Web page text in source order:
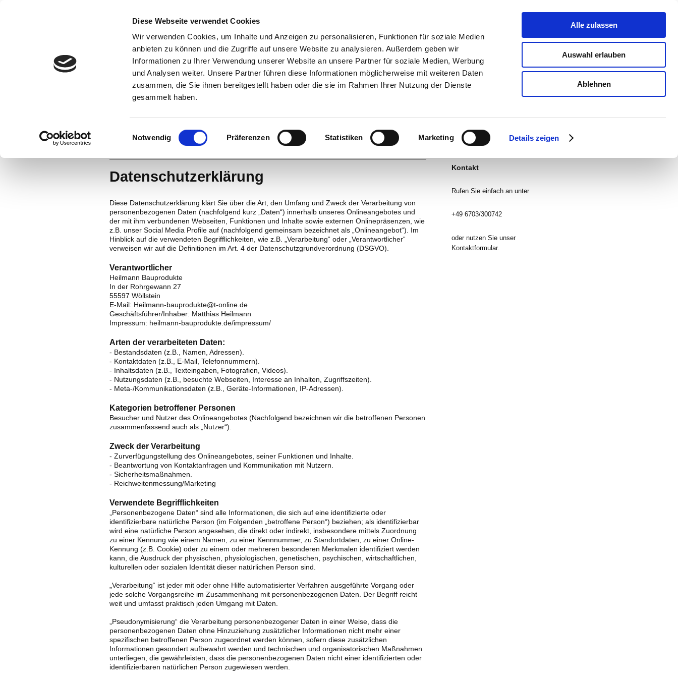
Diese Webseite verwendet Cookies
Wir verwenden Cookies, um Inhalte und Anzeigen zu personalisieren, Funktionen für soziale Medien
anbieten zu können und die Zugriffe auf unsere Website zu analysieren. Außerdem geben wir
Informationen zu Ihrer Verwendung unserer Website an unsere Partner für soziale Medien, Werbung
und Analysen weiter. Unsere Partner führen diese Informationen möglicherweise mit weiteren Daten
zusammen, die Sie ihnen bereitgestellt haben oder die sie im Rahmen Ihrer Nutzung der Dienste
gesammelt haben.
Einwilligungsauswahl
Notwendig Präferenzen Statistiken Marketing Details zeigen
Alle zulassen
Auswahl erlauben
Ablehnen
Datenschutzerklärung
Diese Datenschutzerklärung klärt Sie über die Art, den Umfang und Zweck der Verarbeitung von
personenbezogenen Daten (nachfolgend kurz „Daten“) innerhalb unseres Onlineangebotes und
der mit ihm verbundenen Webseiten, Funktionen und Inhalte sowie externen Onlinepräsenzen, wie
z.B. unser Social Media Profile auf (nachfolgend gemeinsam bezeichnet als „Onlineangebot“). Im
Hinblick auf die verwendeten Begrifflichkeiten, wie z.B. „Verarbeitung“ oder „Verantwortlicher“
verweisen wir auf die Definitionen im Art. 4 der Datenschutzgrundverordnung (DSGVO).
Verantwortlicher
Heilmann Bauprodukte
In der Rohrgewann 27
55597 Wöllstein
E-Mail: Heilmann-bauprodukte@t-online.de
Geschäftsführer/Inhaber: Matthias Heilmann
Impressum: heilmann-bauprodukte.de/impressum/
Arten der verarbeiteten Daten:
- Bestandsdaten (z.B., Namen, Adressen).
- Kontaktdaten (z.B., E-Mail, Telefonnummern).
- Inhaltsdaten (z.B., Texteingaben, Fotografien, Videos).
- Nutzungsdaten (z.B., besuchte Webseiten, Interesse an Inhalten, Zugriffszeiten).
- Meta-/Kommunikationsdaten (z.B., Geräte-Informationen, IP-Adressen).
Kategorien betroffener Personen
Besucher und Nutzer des Onlineangebotes (Nachfolgend bezeichnen wir die betroffenen Personen
zusammenfassend auch als „Nutzer“).
Zweck der Verarbeitung
- Zurverfügungstellung des Onlineangebotes, seiner Funktionen und Inhalte.
- Beantwortung von Kontaktanfragen und Kommunikation mit Nutzern.
- Sicherheitsmaßnahmen.
- Reichweitenmessung/Marketing
Verwendete Begrifflichkeiten
„Personenbezogene Daten“ sind alle Informationen, die sich auf eine identifizierte oder
identifizierbare natürliche Person (im Folgenden „betroffene Person“) beziehen; als identifizierbar
wird eine natürliche Person angesehen, die direkt oder indirekt, insbesondere mittels Zuordnung
zu einer Kennung wie einem Namen, zu einer Kennnummer, zu Standortdaten, zu einer Online-
Kennung (z.B. Cookie) oder zu einem oder mehreren besonderen Merkmalen identifiziert werden
kann, die Ausdruck der physischen, physiologischen, genetischen, psychischen, wirtschaftlichen,
kulturellen oder sozialen Identität dieser natürlichen Person sind.
„Verarbeitung“ ist jeder mit oder ohne Hilfe automatisierter Verfahren ausgeführte Vorgang oder
jede solche Vorgangsreihe im Zusammenhang mit personenbezogenen Daten. Der Begriff reicht
weit und umfasst praktisch jeden Umgang mit Daten.
„Pseudonymisierung“ die Verarbeitung personenbezogener Daten in einer Weise, dass die
personenbezogenen Daten ohne Hinzuziehung zusätzlicher Informationen nicht mehr einer
spezifischen betroffenen Person zugeordnet werden können, sofern diese zusätzlichen
Informationen gesondert aufbewahrt werden und technischen und organisatorischen Maßnahmen
unterliegen, die gewährleisten, dass die personenbezogenen Daten nicht einer identifizierten oder
identifizierbaren natürlichen Person zugewiesen werden.
Kontakt
Anfahrt
Impressum
In der Rohrgewann
27
55597 Wöllstein
Kontakt
Rufen Sie einfach an unter
+49 6703/300742
oder nutzen Sie unser
Kontaktformular.